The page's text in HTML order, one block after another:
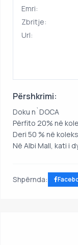
Emri:
Zbritje:
Url:
Përshkrimi:
Doku n`DOCA
Përfito 20% në
Deri 50 % në
Në Albi Mall, kati i
Shpërnda: